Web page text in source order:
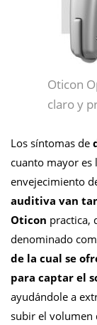
Oticon
claro y
Los síntomas de
cuanto mayor es
envejecimiento
auditiva van
Oticon practica,
denominado
de la cual se
para captar el
ayudándole a
subir el volumen